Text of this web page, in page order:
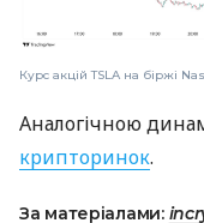
Курс акцій TSLA на біржі
Аналогічною
крипторинок.
За матеріалами: